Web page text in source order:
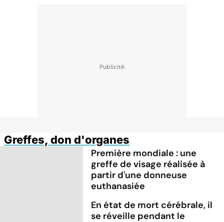
Greffes, don d'organes
Première mondiale : une
greffe de visage réalisée à
partir d'une donneuse
euthanasiée
En état de mort cérébrale, il
se réveille pendant le